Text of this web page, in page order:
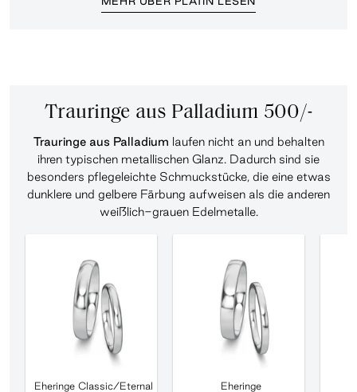
Trauringe aus Palladium 500/-
Trauringe aus Palladium laufen nicht an und behalten
ihren typischen metallischen Glanz. Dadurch sind sie
besonders pflegeleichte Schmuckstücke, die eine etwas
dunklere und gelbere Färbung aufweisen als die anderen
weißlich-grauen Edelmetalle.
Eheringe Classic/Eternal Eheringe